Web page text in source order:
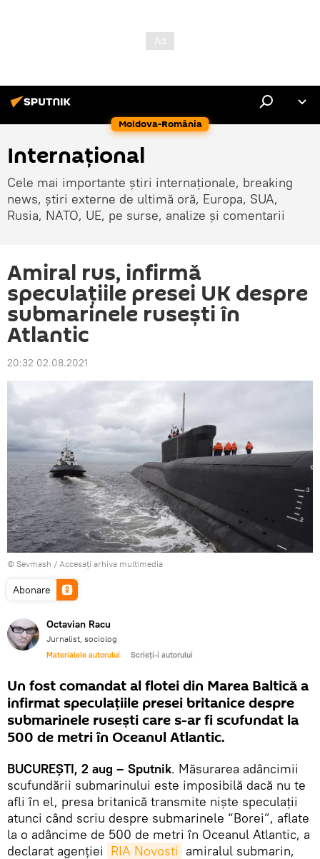
Moldova-România
Internaţional
Cele mai importante știri internaționale, breaking
news, știri externe de ultimă oră, Europa, SUA,
Rusia, NATO, UE, pe surse, analize și comentarii
Amiral rus, infirmă
speculațiile presei UK despre
submarinele rusești în
Atlantic
20:32 02.08.2021
© Sevmash / Accesați arhiva multimedia
Abonare
Octavian Racu
Jurnalist, sociolog
Materialele autorului Scrieți-i autorului
Un fost comandat al flotei din Marea Baltică a
infirmat speculațiile presei britanice despre
submarinele rusești care s-ar fi scufundat la
500 de metri în Oceanul Atlantic.
BUCUREȘTI, 2 aug – Sputnik. Măsurarea adâncimii
scufundării submarinului este imposibilă dacă nu te
afli în el, presa britanică transmite niște speculații
atunci când scriu despre submarinele “Borei”, aflate
la o adâncime de 500 de metri în Oceanul Atlantic, a
declarat agenției RIA Novosti amiralul submarin,